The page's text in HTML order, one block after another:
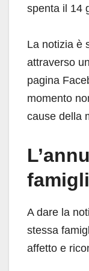
spenta il 14
La notizia è
attraverso
pagina
momento
cause della
A dare la
stessa
affetto e